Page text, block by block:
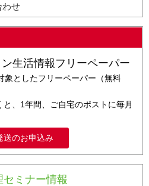
わせ
生活情報フリーペーパー
象としたフリーペーパー（無料
、1年間、ご自宅のポストに毎月
送のお申込み
ミナー情報